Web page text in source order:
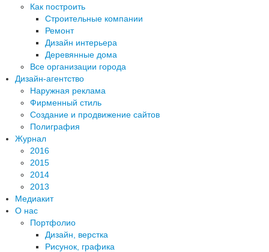
Как построить
Строительные компании
Ремонт
Дизайн интерьера
Деревянные дома
Все организации города
Дизайн-агентство
Наружная реклама
Фирменный стиль
Создание и продвижение сайтов
Полиграфия
Журнал
2016
2015
2014
2013
Медиакит
О нас
Портфолио
Дизайн, верстка
Рисунок, графика